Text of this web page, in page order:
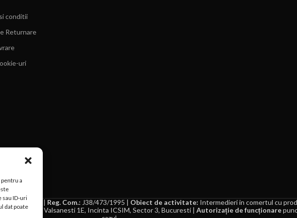
a
sau ID-uri
dat poate
conditii
Returnare
uri
RO 7629939| Reg. Com.: J38/473/1995 | Obiect de activitate: Intermedieri in comertul cu
Strada Valsanesti 1E, Incinta ICSIM, Sector 3, Bucuresti | Autorizație de funcționare